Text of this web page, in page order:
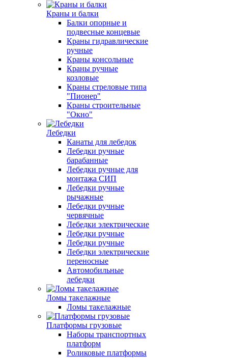
Краны и балки
Балки опорные и
подвесные концевые
Краны гидравлические
ручные
Краны консольные
Краны ручные
козловые
Краны стреловые типа
"Пионер"
Краны строительные
"Окно"
Лебедки
Канаты для лебедок
Лебедки ручные
барабанные
Лебедки ручные для
монтажа СИП
Лебедки ручные
рычажные
Лебедки ручные
червячные
Лебедки электрические
Лебедки ручные
Лебедки ручные
Лебедки электрические
переносные
Автомобильные
лебедки
Ломы такелажные
Ломы такелажные
Платформы грузовые
Наборы транспортных
платформ
Роликовые платформы